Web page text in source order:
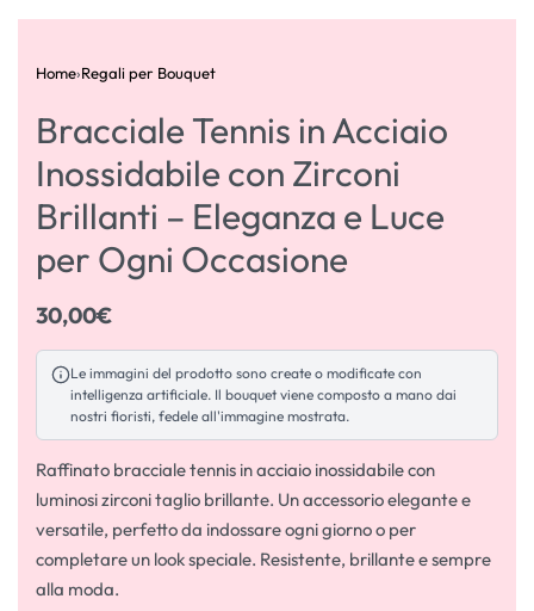
Home›Regali per Bouquet
Bracciale Tennis in Acciaio
Inossidabile con Zirconi
Brillanti – Eleganza e Luce
per Ogni Occasione
30,00€
Le immagini del prodotto sono create o modificate con
intelligenza artificiale. Il bouquet viene composto a mano dai
nostri fioristi, fedele all'immagine mostrata.
Raffinato bracciale tennis in acciaio inossidabile con
luminosi zirconi taglio brillante. Un accessorio elegante e
versatile, perfetto da indossare ogni giorno o per
completare un look speciale. Resistente, brillante e sempre
alla moda.